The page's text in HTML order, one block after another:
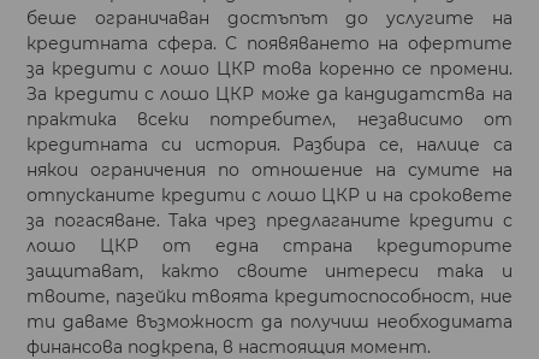
беше ограничаван достъпът до услугите на
кредитната сфера. С появяването на офертите
за кредити с лошо ЦКР това коренно се промени.
За кредити с лошо ЦКР може да кандидатства на
практика всеки потребител, независимо от
кредитната си история. Разбира се, налице са
някои ограничения по отношение на сумите на
отпусканите кредити с лошо ЦКР и на сроковете
за погасяване. Така чрез предлаганите кредити с
лошо ЦКР от една страна кредиторите
защитават, както своите интереси така и
твоите, пазейки твоята кредитоспособност, ние
ти даваме възможност да получиш необходимата
финансова подкрепа, в настоящия момент.